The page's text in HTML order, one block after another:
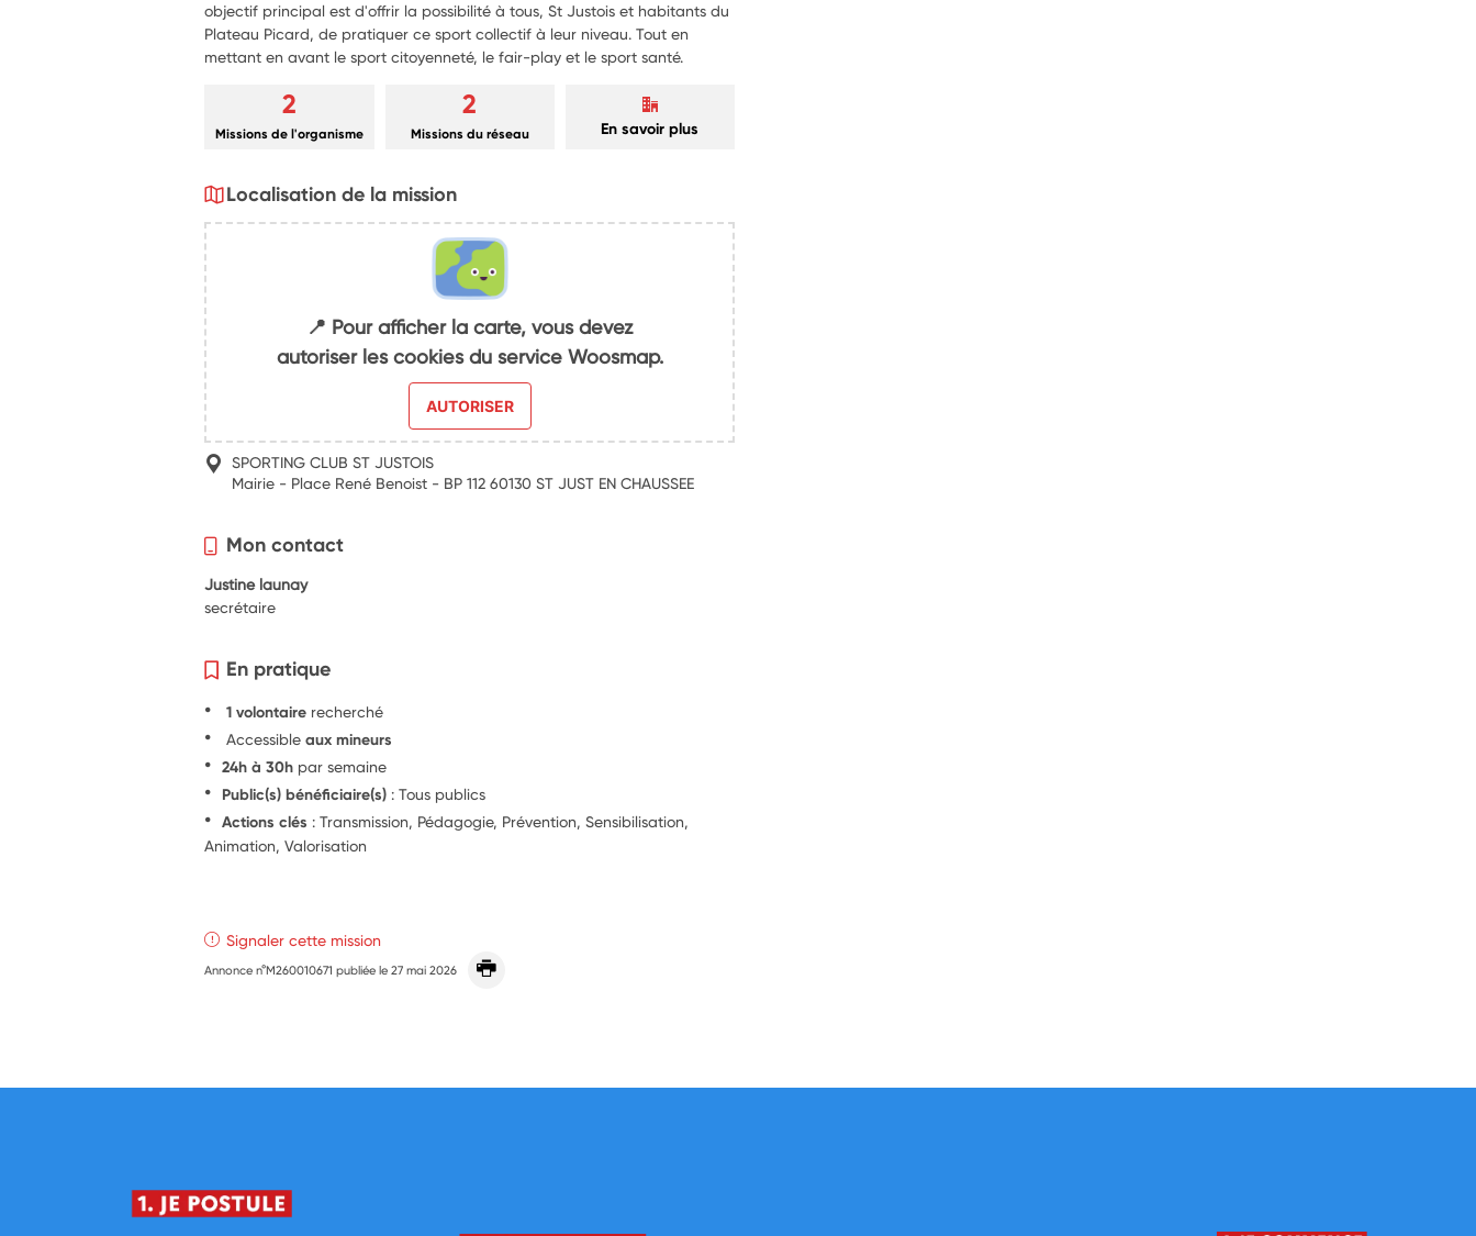
objectif principal est d'offrir la possibilité à tous, St Justois et habitants du
Plateau Picard, de pratiquer ce sport collectif à leur niveau. Tout en
mettant en avant le sport citoyenneté, le fair-play et le sport santé.
2
Missions de l'organisme
2
Missions du réseau En savoir plus
Localisation de la mission
📍 Pour afficher la carte, vous devez
autoriser les cookies du service Woosmap.
AUTORISER
SPORTING CLUB ST JUSTOIS
Mairie - Place René Benoist - BP 112 60130 ST JUST EN CHAUSSEE
Mon contact
Justine launay
secrétaire
En pratique
1 volontaire recherché
Accessibleaux mineurs
24h à 30h par semaine
Public(s) bénéficiaire(s) : Tous publics
Actions clés : Transmission, Pédagogie, Prévention, Sensibilisation,
Animation, Valorisation
Signaler cette mission
Annonce n°M260010671 publiée le27 mai 2026